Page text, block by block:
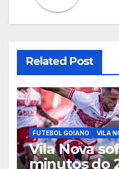
Related Post
FUTEBOL GOIANO VILA
Vila Nova
minutos do